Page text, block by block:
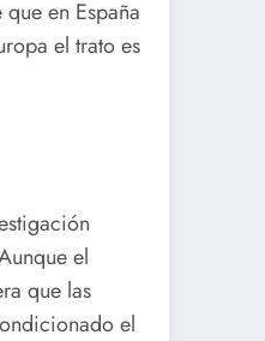
en España
el trato es
el
que las
el